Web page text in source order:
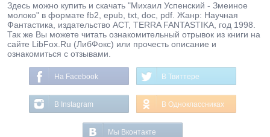
Здесь можно купить и скачать "Михаил Успенский - Змеиное
молоко" в формате fb2, epub, txt, doc, pdf. Жанр: Научная
Фантастика, издательство АСТ, TERRA FANTASTIKA, год 1998.
Так же Вы можете читать ознакомительный отрывок из книги на
сайте LibFox.Ru (ЛибФокс) или прочесть описание и
ознакомиться с отзывами.
На Facebook В Твиттере
В Instagram В Одноклассниках
Мы Вконтакте